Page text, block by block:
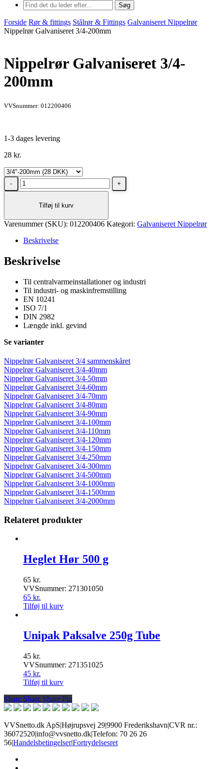
Søg
Forside Rør & fittings Stålrør & Fittings Galvaniseret Nippelrør
Nippelrør Galvaniseret 3/4-200mm
Nippelrør Galvaniseret 3/4-
200mm
VVSnummer: 012200406
1-3 dages levering
28 kr.
Nippelrør
Galvaniseret
200mmTilføj til kurv
Varenummer (SKU): 012200406 Kategori: Galvaniseret Nippelrør
Beskrivelse
Beskrivelse
Til centralvarmeinstallationer og industri
Til industri- og maskinfremstilling
EN 10241
ISO 7/1
DIN 2982
Længde inkl. gevind
Se varianter
Nippelrør Galvaniseret 3/4 sammenskåret
Nippelrør Galvaniseret 3/4-40mm
Nippelrør Galvaniseret 3/4-50mm
Nippelrør Galvaniseret 3/4-60mm
Nippelrør Galvaniseret 3/4-70mm
Nippelrør Galvaniseret 3/4-80mm
Nippelrør Galvaniseret 3/4-90mm
Nippelrør Galvaniseret 3/4-100mm
Nippelrør Galvaniseret 3/4-110mm
Nippelrør Galvaniseret 3/4-120mm
Nippelrør Galvaniseret 3/4-150mm
Nippelrør Galvaniseret 3/4-250mm
Nippelrør Galvaniseret 3/4-300mm
Nippelrør Galvaniseret 3/4-500mm
Nippelrør Galvaniseret 3/4-1000mm
Nippelrør Galvaniseret 3/4-1500mm
Nippelrør Galvaniseret 3/4-2000mm
Relateret produkter
Heglet Hør 500 g
65 kr.
VVSnummer: 271301050
65 kr.
Tilføj til kurv
Unipak Paksalve 250g Tube
45 kr.
VVSnummer: 271351025
45 kr.
Tilføj til kurv
Share
Share Share Share Pin
VVSnetto.dk ApS|Højrupsvej 29|9900 Frederikshavn|CVR nr.:
36072520|info@vvsnetto.dk|Telefon: 70 26 26
56|Handelsbetingelser|Fortrydelsesret